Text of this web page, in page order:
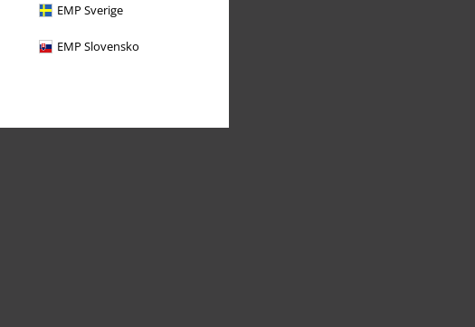
EMP Sverige
EMP Slovensko